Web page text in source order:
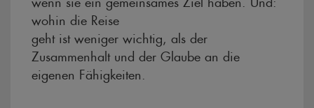
wohin die Reise
geht ist weniger wichtig, als der
Zusammenhalt und der Glaube an die
eigenen Fähigkeiten.